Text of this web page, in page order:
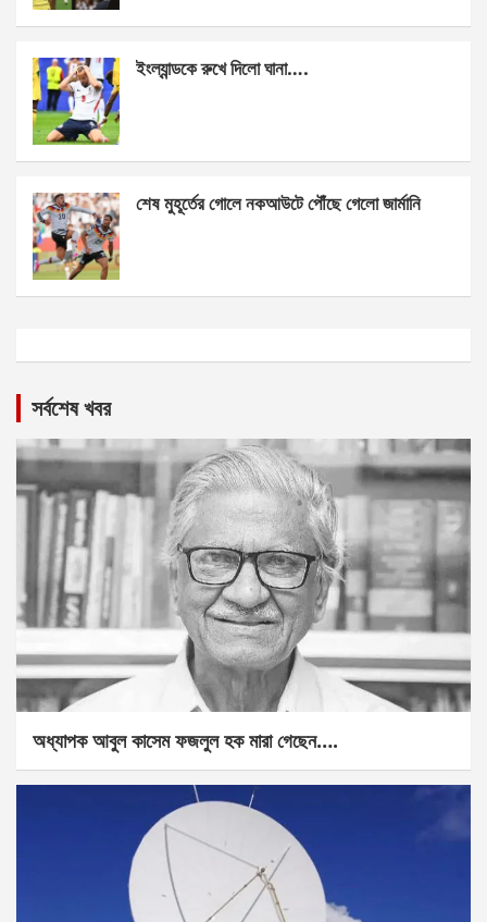
ইংল্যান্ডকে রুখে দিলো ঘানা….
শেষ মুহূর্তের গোলে নকআউটে পৌঁছে গেলো জার্মানি
সর্বশেষ খবর
অধ্যাপক আবুল কাসেম ফজলুল হক মারা গেছেন….